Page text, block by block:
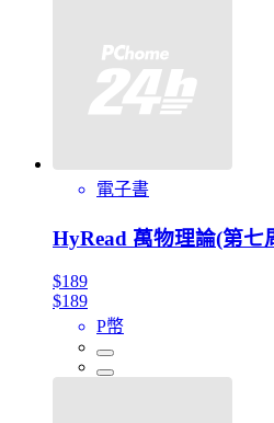
電子書
HyRead 萬物理論(第七
$189
$189
P幣